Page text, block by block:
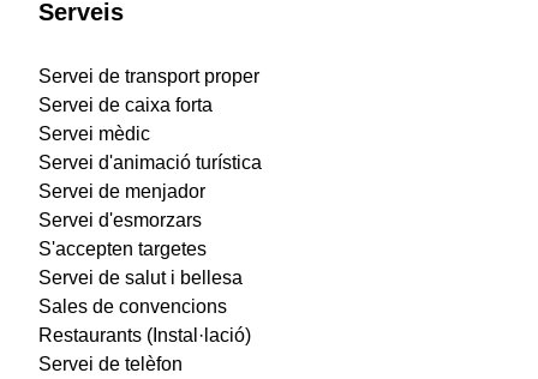
Serveis
Servei de transport proper
Servei de caixa forta
Servei mèdic
Servei d'animació turística
Servei de menjador
Servei d'esmorzars
S'accepten targetes
Servei de salut i bellesa
Sales de convencions
Restaurants (Instal·lació)
Servei de telèfon